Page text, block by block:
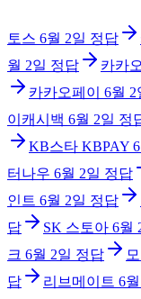
토스 6월 2일 정답
월 2일 정답 카카
카카오페이
6월 2
이캐시백 6월 2일 정
KB스타 KBPAY
터나우 6월 2일 정답
인트 6월 2일 정답
답
SK 스토아 6월
크 6월 2일 정답
답
리브메이트 6